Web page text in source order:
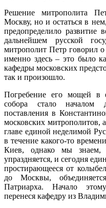
Решение митрополита
Москву, но и остаться в
предопределило развитие
дальнейшем русской
митрополит Петр говорил
именно здесь – это было
кафедры московских
так и произошло.
Погребение его мощей в
собора стало началом
поставления в
московских митрополитов,
главе единой неделимой
в течение какого-то
Киев, однако мы знаем,
упраздняется, и сегодня
простирающееся от
до Москвы,
Патриарха. Начало
перенеся кафедру из